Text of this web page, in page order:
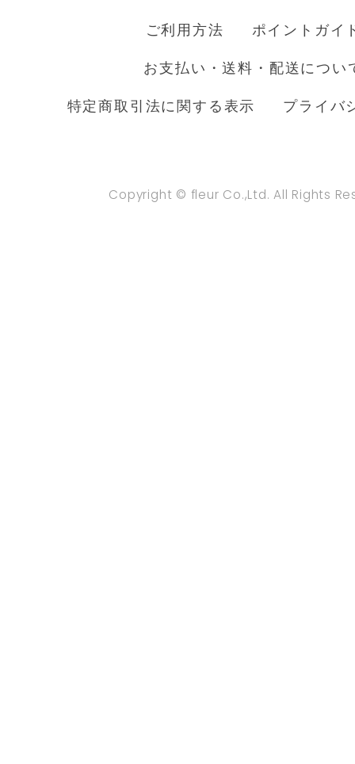
ご利用方法 ポイントガイ
お支払い・送料・配送につい
特定商取引法に関する表示 プライバ
Copyright © fleur Co.,Ltd. All Rights